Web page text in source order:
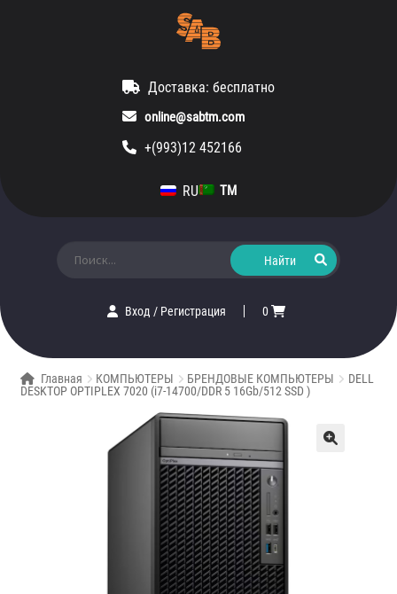
Доставка: бесплатно
online@sabtm.com
+(993)12 452166
RU TM
Вход/ Регистрация 0
Главная КОМПЬЮТЕРЫ БРЕНДОВЫЕ КОМПЬЮТЕРЫ
DELL
DESKTOP OPTIPLEX 7020 (i7-14700/DDR 5 16Gb/512 SSD )